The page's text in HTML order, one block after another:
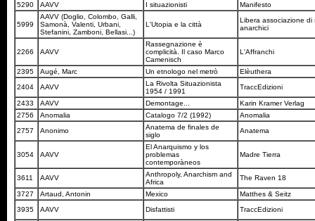
5290 AAVV I situazionisti Manifesto
5999
AAVV (Doglio, Colombo, Galli,
Samonà, Valenti, Urbani,
Stefanini, Zamboni, Bellasi...)
L'Utopia e la città
Libera associazione di
anarchici
2266 AAVV
Rassegnazione è
complicità. Il caso Marco
Camenisch
L'Affranchi
2395 Augé, Marc Un etnologo nel metrò
Elèuthera
2404
AAVV
La Rivolta Situazionista
1954 / 1991
TraccEdizioni
2433 AAVV Demontage...
Karin Kramer Verlag
2756
Anomalia Catalogo 7/2 (1992)
Anomalia
2757
Anonimo
Anatema de finales de
siglo
Anatema
3054 AAVV
El Anarquismo y los
problemas
contemporàneos
Madre Tierra
3611 AAVV
Anthropoly, Anarchism and
Africa
The Raven 18
3727 Artaud, Antonin Mexico
Matthes & Seitz
3935
AAVV Disfattisti TraccEdizioni